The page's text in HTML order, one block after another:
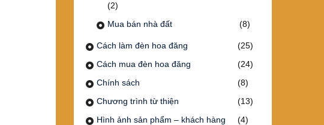
(2)
Mua bán nhà đất
(8)
Cách làm đèn hoa đăng
(25)
Cách mua đèn hoa đăng
(24)
Chính sách
(8)
Chương trình từ thiện
(13)
Hình ảnh sản phẩm – khách hàng
(4)